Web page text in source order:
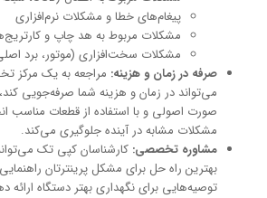
پیغام‌های خطا و مشکلات نرم‌افزاری
مشکلات مربوط به هد چاپ و
مشکلات سخت‌افزاری (موتور، برد
صرفه در زمان و هزینه: مراجعه به یک مرکز
می‌تواند در زمان و هزینه شما صرفه‌جویی کند،
صورت اصولی و با استفاده از قطعات مناسب
مشکلات مشابه در آینده جلوگیری می‌کند.
مشاوره تخصصی: کارشناسان کپی تک
بهترین راه حل برای مشکل پرینترتان
توصیه‌هایی برای نگهداری بهتر دستگاه ارائه